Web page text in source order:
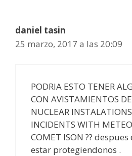
daniel tasin
25 marzo, 2017 a las 20:09
PODRIA ESTO TENER
CON AVISTAMIENTOS
NUCLEAR
INCIDENTS WITH
COMET ISON ??
estar protegiendonos .